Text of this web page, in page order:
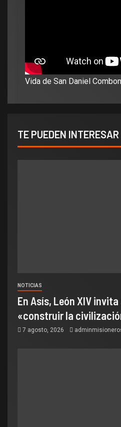
Vida de San Daniel
TE PUEDEN INTERESAR
NOTICIAS
En Asís, León XIV
«construir la
7 agosto, 2026